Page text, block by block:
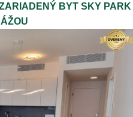
BYT SKY PARK